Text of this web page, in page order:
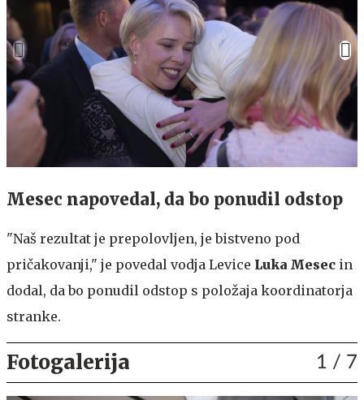
Mesec napovedal, da bo ponudil odstop
"Naš rezultat je prepolovljen, je bistveno pod
pričakovanji," je povedal vodja Levice Luka Mesec in
dodal, da bo ponudil odstop s položaja koordinatorja
stranke.
Fotogalerija 1 / 7